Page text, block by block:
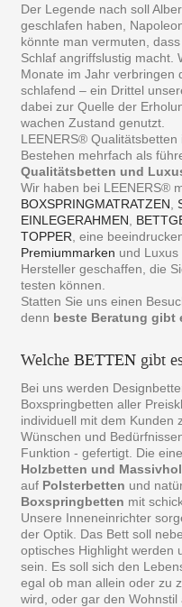
Der Legende nach soll
geschlafen haben,
könnte man vermuten,
Schlaf angriffslustig macht.
Monate im Jahr verbringen
schlafend – ein Drittel
dabei zur Quelle der
wachen Zustand genutzt.
LEENERS®
Bestehen mehrfach als
Qualitätsbetten und
Wir haben bei LEENERS®
BOXSPRINGMATRATZEN ,
EINLEGERAHMEN
TOPPER , eine
Premiummarken und
Hersteller geschaffen, die
testen können.
Statten Sie uns einen
denn beste Beratung gibt
WelcheBETTEN gibt
Bei uns werden
Boxspringbetten aller
individuell mit dem Kunden
Wünschen und
Funktion - gefertigt. Die
Holzbetten und
auf Polsterbetten und
Boxspringbetten mit
Unsere Inneneinrichter
der Optik. Das Bett soll
optisches Highlight werden
sein. Es soll sich den
egal ob man allein oder zu
wird, oder gar den Wohnstil